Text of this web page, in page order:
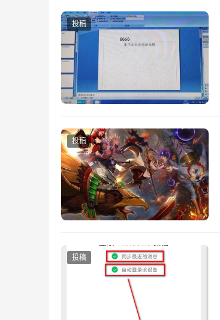
投稿
投稿
投稿